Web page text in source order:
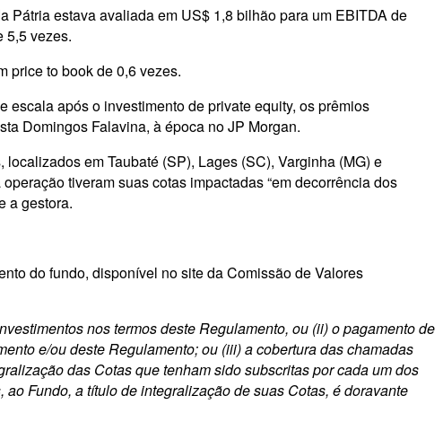
Pátria estava avaliada em US$ 1,8 bilhão para um EBITDA de
5,5 vezes.
price to book de 0,6 vezes.
escala após o investimento de private equity, os prêmios
Domingos Falavina, à época no JP Morgan.
em Taubaté (SP), Lages (SC), Varginha (MG) e
tiveram suas cotas impactadas “em decorrência dos
a gestora.
do fundo, disponível no site da Comissão de Valores
nos termos deste Regulamento, ou (ii) o pagamento de
e/ou deste Regulamento; ou (iii) a cobertura das chamadas
das Cotas que tenham sido subscritas por cada um dos
Fundo, a título de integralização de suas Cotas, é doravante